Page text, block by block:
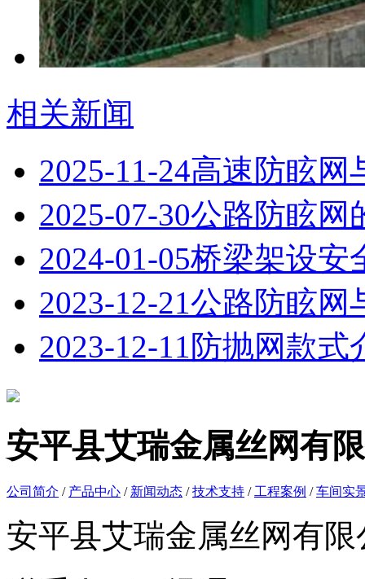
相关新闻
2025-11-24高速防眩网
2025-07-30公路防眩网
2024-01-05桥梁架设安
2023-12-21公路防眩网
2023-12-11 防抛网款式
安平县艾瑞金属丝网有
公司简介 / 产品中心 / 新闻动态 /技术支持 / 工程案例 /车间实
安平县艾瑞金属丝网有限